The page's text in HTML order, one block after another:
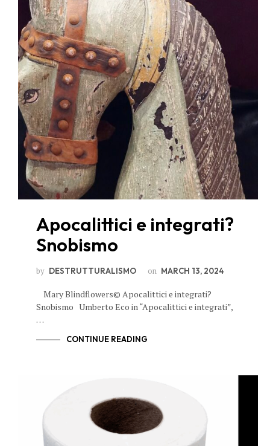
Apocalittici e integrati?
Snobismo
by DESTRUTTURALISMO on MARCH 13, 2024
Mary Blindflowers© Apocalittici e integrati?
Snobismo Umberto Eco in “Apocalittici e integrati”,
…
CONTINUE READING